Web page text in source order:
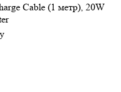
Cable (1 метр), 20W